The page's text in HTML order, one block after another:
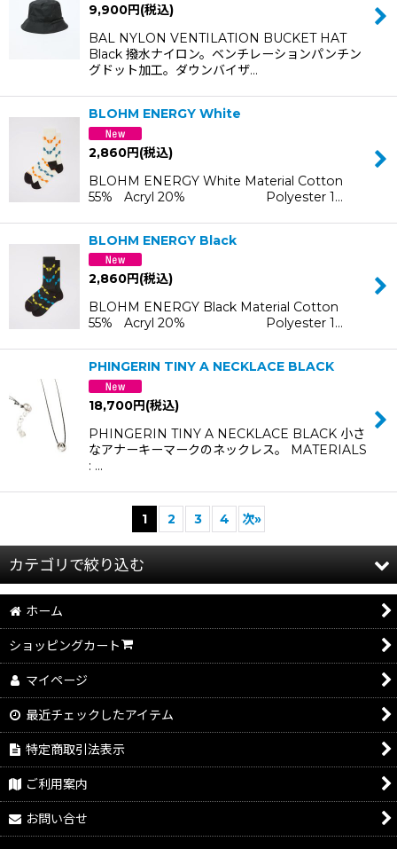
9,900円(税込)
BAL NYLON VENTILATION BUCKET HAT
Black 撥水ナイロン。ベンチレーションパンチン
グドット加工。ダウンバイザ…
BLOHM ENERGY White
2,860円(税込)
BLOHM ENERGY White Material Cotton
55% Acryl 20% Polyester 1…
BLOHM ENERGY Black
2,860円(税込)
BLOHM ENERGY Black Material Cotton
55% Acryl 20% Polyester 1…
PHINGERIN TINY A NECKLACE BLACK
18,700円(税込)
PHINGERIN TINY A NECKLACE BLACK 小さ
なアナーキーマークのネックレス。 MATERIALS
: …
1 2 3 4 次»
カテゴリで絞り込む
SALE
FVK
ETHOS
CE
BAL
PHINGERIN
ホーム
ショッピングカート
マイページ
最近チェックしたアイテム
特定商取引法表示
ご利用案内
お問い合せ